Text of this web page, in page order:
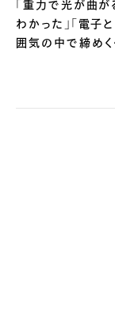
わかった」「電子
囲気の中で締めく